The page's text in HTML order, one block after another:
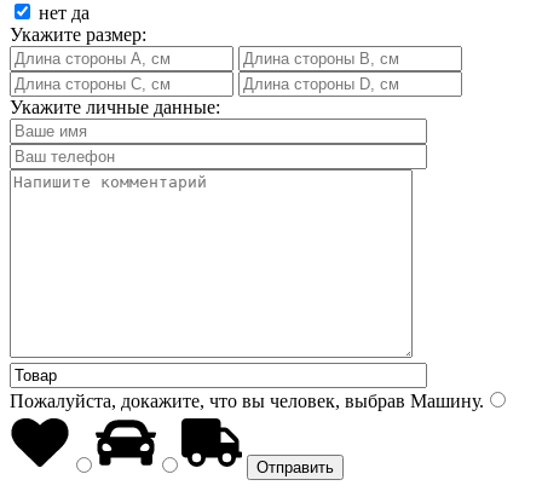
нет да
Укажите размер:
Укажите личные данные:
Пожалуйста, докажите, что вы человек, выбрав Машину.